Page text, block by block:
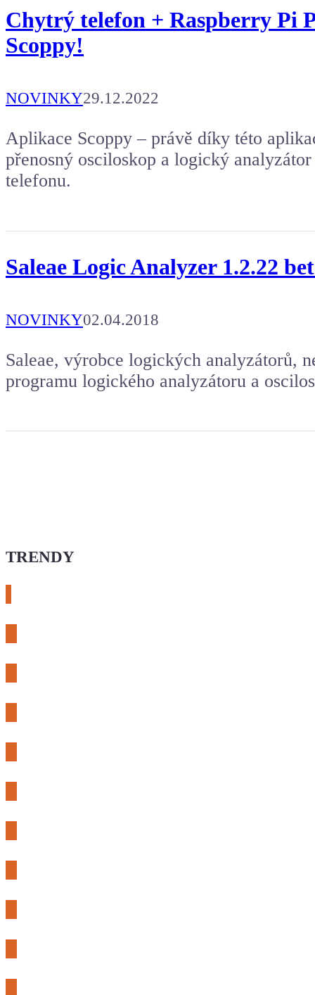
Chytrý telefon + Raspberry Pi
Scoppy!
NOVINKY29.12.2022
Aplikace Scoppy – právě díky této
přenosný osciloskop a logický
telefonu.
Saleae Logic Analyzer 1.2.22
NOVINKY02.04.2018
Saleae, výrobce logických analyzátorů,
programu logického analyzátoru a
TRENDY